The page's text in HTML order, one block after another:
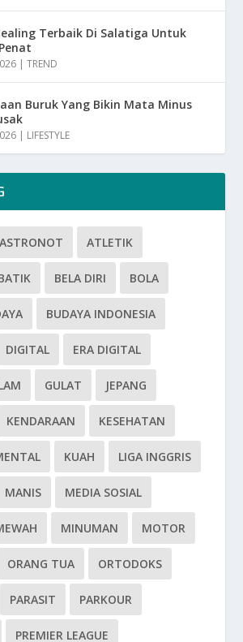
Terbaik Di Salatiga Untuk
|TREND
Buruk Yang Bikin Mata Minus
| LIFESTYLE
ASTRONOT ATLETIK
BELA DIRI BOLA
BUDAYA INDONESIA
DIGITAL ERA DIGITAL
GULAT JEPANG
KENDARAAN KESEHATAN
KUAH LIGA INGGRIS
MANIS MEDIA SOSIAL
MINUMAN MOTOR
ORANG TUA ORTODOKS
PARASIT PARKOUR
PREMIER LEAGUE